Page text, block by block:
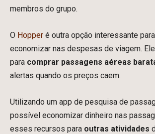
membros do grupo.
O Hopper é outra opção interessante
economizar nas despesas de viagem.
para comprar passagens aéreas
alertas quando os preços caem.
Utilizando um app de pesquisa de
possível economizar dinheiro nas
esses recursos para outras atividades